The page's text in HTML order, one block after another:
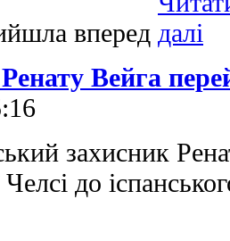
вперед
Вейга
захисник
Челсі до